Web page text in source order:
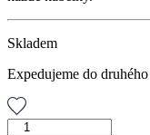
Skladem
Expedujeme do
Akneroll,